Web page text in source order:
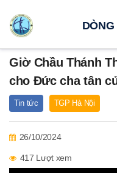
Giờ Chầu Thánh
cho Đức cha tân
Tin tức TGP Hà Nội
26/10/2024
417 Lượt xem